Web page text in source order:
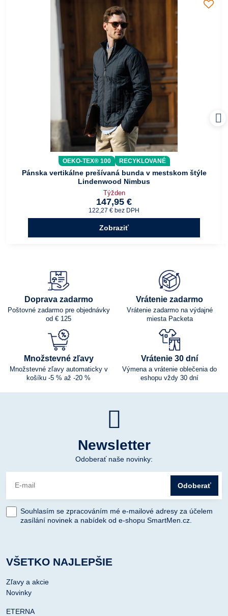
OEKO-TEX® 100 RECYKLOVANÉ
Pánska vertikálne prešívaná bunda v mestskom štýle
Lindenwood Nimbus
Týžden
147,95 €
122,27 € bez DPH
Zobraziť
Doprava zadarmo
Poštovné zadarmo pre objednávky
od € 125
Vrátenie zadarmo
Vrátenie zadarmo na výdajné
miesta Packeta
Množstevné zľavy
Množstevné zľavy automaticky v
košíku -5 % až -20 %
Vrátenie 30 dní
Výmena a vrátenie oblečenia do
eshopu vždy 30 dní
Newsletter
Odoberať naše novinky:
Odoberať
Souhlasím se zpracováním mé e-mailové adresy za účelem
zasílání novinek a nabídek od e-shopu SmartMen.cz.
VŠETKO NAJLEPŠIE
Zľavy a akcie
Novinky
ETERNA